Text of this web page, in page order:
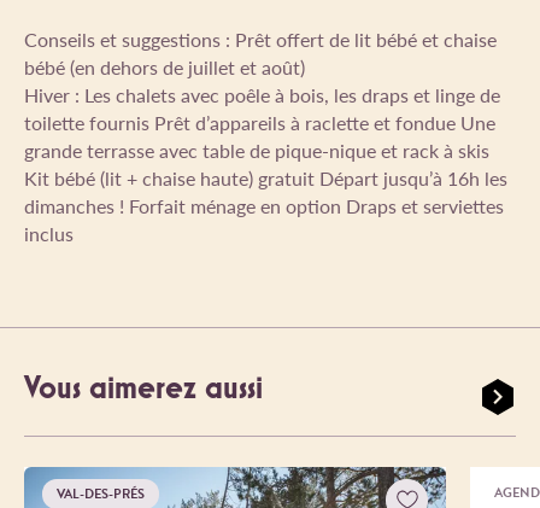
Conseils et suggestions : Prêt offert de lit bébé et chaise
bébé (en dehors de juillet et août)
Hiver : Les chalets avec poêle à bois, les draps et linge de
toilette fournis Prêt d’appareils à raclette et fondue Une
grande terrasse avec table de pique-nique et rack à skis
Kit bébé (lit + chaise haute) gratuit Départ jusqu’à 16h les
dimanches ! Forfait ménage en option Draps et serviettes
inclus
Vous aimerez aussi
VAL-DES-PRÉS